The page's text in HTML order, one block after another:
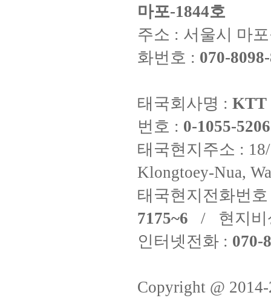
마포-1844호
주소 : 서울시 마
화번호 : 070-
태국회사명 : KTT
번호 : 0-1055-
태국현지주소 :
Klongtoey-Nua,
태국현지전화번
7175~6 / 현지비
인터넷전화 : 070-
Copyright @